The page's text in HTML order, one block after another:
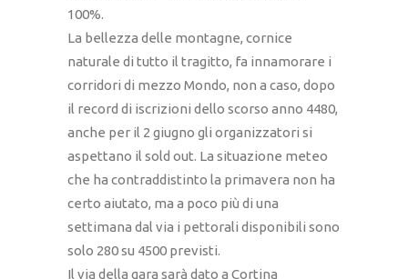
100%.
La bellezza delle montagne, cornice
naturale di tutto il tragitto, fa innamorare i
corridori di mezzo Mondo, non a caso, dopo
il record di iscrizioni dello scorso anno 4480,
anche per il 2 giugno gli organizzatori si
aspettano il sold out. La situazione meteo
che ha contraddistinto la primavera non ha
certo aiutato, ma a poco più di una
settimana dal via i pettorali disponibili sono
solo 280 su 4500 previsti.
Il via della gara sarà dato a Cortina